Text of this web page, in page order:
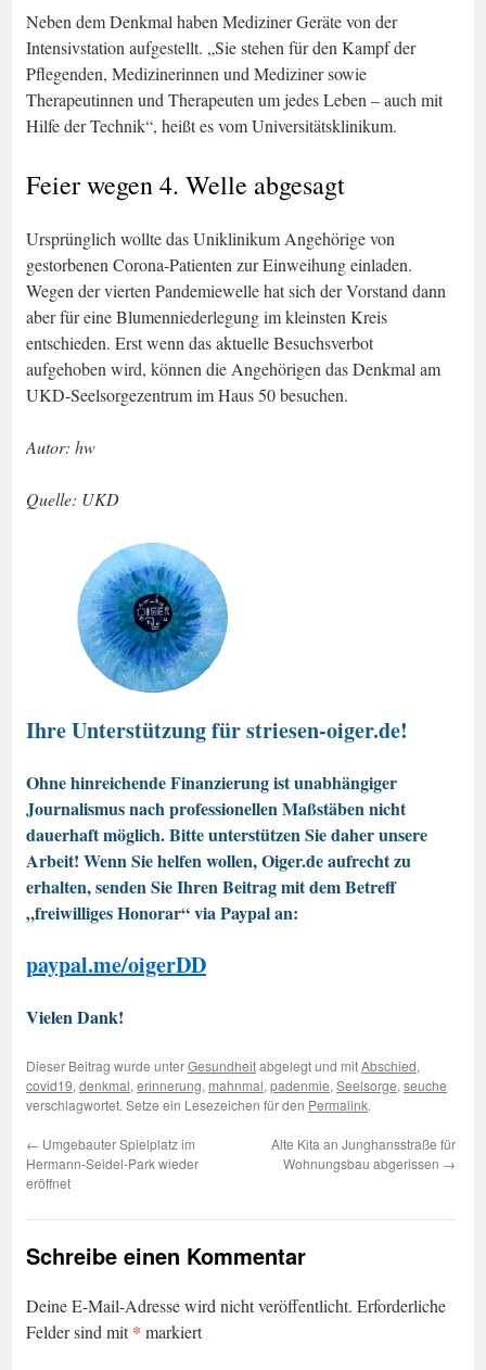
Neben dem Denkmal haben Mediziner Geräte von der
Intensivstation aufgestellt. „Sie stehen für den Kampf der
Pflegenden, Medizinerinnen und Mediziner sowie
Therapeutinnen und Therapeuten um jedes Leben – auch mit
Hilfe der Technik“, heißt es vom Universitätsklinikum.
Feier wegen 4. Welle abgesagt
Ursprünglich wollte das Uniklinikum Angehörige von
gestorbenen Corona-Patienten zur Einweihung einladen.
Wegen der vierten Pandemiewelle hat sich der Vorstand dann
aber für eine Blumenniederlegung im kleinsten Kreis
entschieden. Erst wenn das aktuelle Besuchsverbot
aufgehoben wird, können die Angehörigen das Denkmal am
UKD-Seelsorgezentrum im Haus 50 besuchen.
Autor: hw
Quelle: UKD
Ihre Unterstützung für striesen-oiger.de!
Ohne hinreichende Finanzierung ist unabhängiger
Journalismus nach professionellen Maßstäben nicht
dauerhaft möglich. Bitte unterstützen Sie daher unsere
Arbeit! Wenn Sie helfen wollen, Oiger.de aufrecht zu
erhalten, senden Sie Ihren Beitrag mit dem Betreff
„freiwilliges Honorar“ via Paypal an:
paypal.me/oigerDD
Vielen Dank!
Dieser Beitrag wurde unterGesundheitabgelegt und mitAbschied,
covid19,denkmal,erinnerung, mahnmal,padenmie,Seelsorge,seuche
verschlagwortet. Setze ein Lesezeichen für den Permalink.
← Umgebauter Spielplatz im
Hermann-Seidel-Park wieder
eröffnet
Alte Kita an Junghansstraße für
Wohnungsbau abgerissen →
Schreibe einen Kommentar
Deine E-Mail-Adresse wird nicht veröffentlicht. Erforderliche
Felder sind mit* markiert